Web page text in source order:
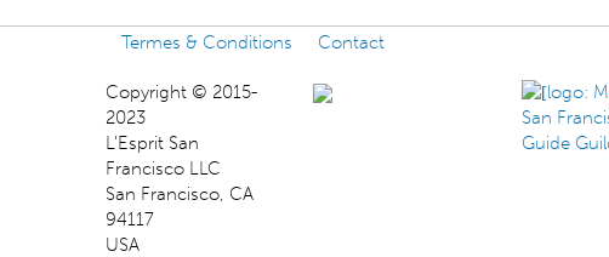
Termes & Conditions Contact
Copyright © 2015-
2023
L'Esprit San
Francisco LLC
San Francisco, CA
94117
USA